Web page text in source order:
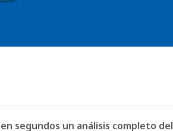
segundos un análisis completo del